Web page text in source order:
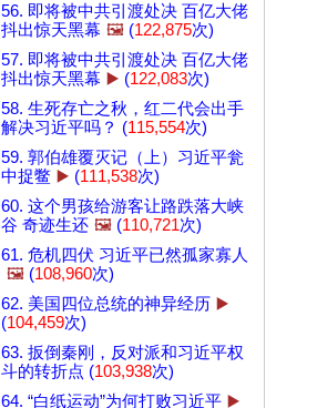
56. 即将被中共引渡处决 百亿大佬
抖出惊天黑幕 🖼️ (122,875次)
57. 即将被中共引渡处决 百亿大佬
抖出惊天黑幕 ▶️ (122,083次)
58. 生死存亡之秋，红二代会出手
解决习近平吗？ (115,554次)
59. 郭伯雄覆灭记（上）习近平瓮
中捉鳖 ▶️ (111,538次)
60. 这个男孩给游客让路跌落大峡
谷 奇迹生还 🖼️ (110,721次)
61. 危机四伏 习近平已然孤家寡人
🖼️ (108,960次)
62. 美国四位总统的神异经历 ▶️
(104,459次)
63. 扳倒秦刚，反对派和习近平权
斗的转折点 (103,938次)
64. “白纸运动”为何打败习近平 ▶️